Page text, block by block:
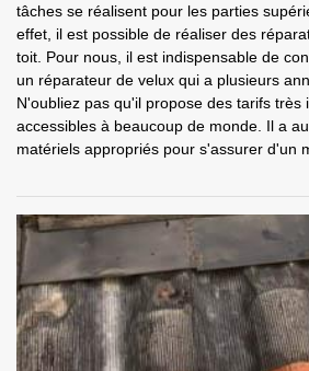
tâches se réalisent pour les parties
effet, il est possible de réaliser des
toit. Pour nous, il est indispensable de
un réparateur de velux qui a plusieurs
N'oubliez pas qu'il propose des tarifs très
accessibles à beaucoup de monde. Il a
matériels appropriés pour s'assurer d'un